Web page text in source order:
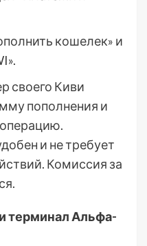
кошелек» и
своего Киви
пополнения и
и не требует
Комиссия за
терминал Альфа-